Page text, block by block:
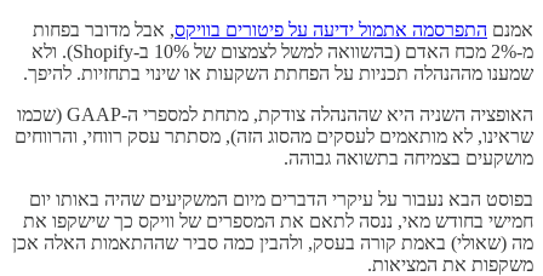
אמנם התפרסמה אתמול ידיעה על פיטורים בוויקס, אבל מדובר בפחות
מ-2% מכח האדם (בהשוואה למשל לצמצום של 10% ב-Shopify). ולא
שמענו מההנהלה תכניות על הפחתת השקעות או שינוי בתחזיות. להיפך.
האופציה השניה היא שההנהלה צודקת, מתחת למספרי ה-GAAP (שכמו
שראינו, לא מותאמים לעסקים מהסוג הזה), מסתתר עסק רווחי, והרווחים
מושקעים בצמיחה בתשואה גבוהה.
בפוסט הבא נעבור על עיקרי הדברים מיום המשקיעים שהיה באותו יום
חמישי בחודש מאי, ננסה לתאם את המספרים של וויקס כך שישקפו את
מה (שאולי) באמת קורה בעסק, ולהבין כמה סביר שההתאמות האלה אכן
משקפות את המציאות.